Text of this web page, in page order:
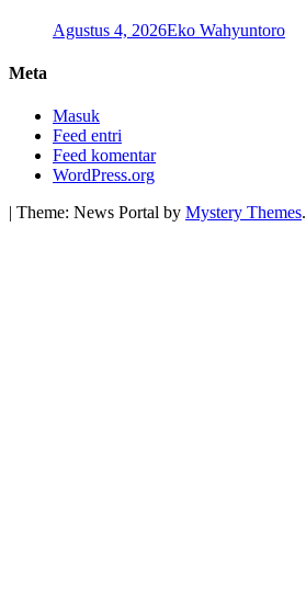
Agustus 4, 2026Eko Wahyuntoro
Meta
Masuk
Feed entri
Feed komentar
WordPress.org
| Theme: News Portal by Mystery Themes.